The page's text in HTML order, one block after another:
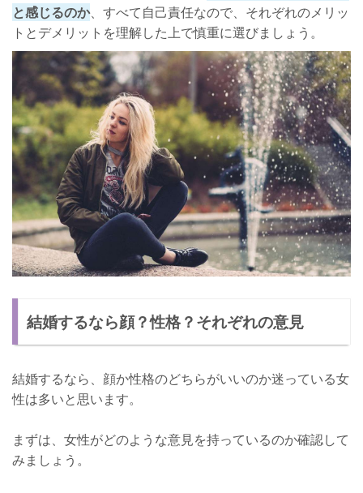
と感じるのか、すべて自己責任なので、それぞれのメリッ
トとデメリットを理解した上で慎重に選びましょう。
結婚するなら顔？性格？それぞれの意見
結婚するなら、顔か性格のどちらがいいのか迷っている女
性は多いと思います。
まずは、女性がどのような意見を持っているのか確認して
みましょう。